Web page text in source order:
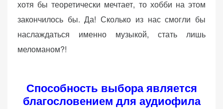
хотя бы теоретически мечтает, то хобби на этом
закончилось бы. Да! Сколько из нас смогли бы
наслаждаться именно музыкой, стать лишь
меломаном?!
Способность выбора является
благословением для аудиофила
нормальную
работу сайта. Если
вы откажетесь от
этих файлов
исчезнут.